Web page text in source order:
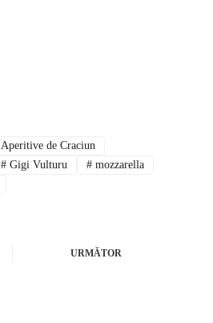
Aperitive de Craciun
# Gigi Vulturu # mozzarella
URMĂTOR